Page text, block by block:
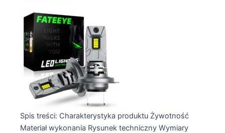
Spis treści: Charakterystyka produktu Żywotność
Materiał wykonania Rysunek techniczny Wymiary